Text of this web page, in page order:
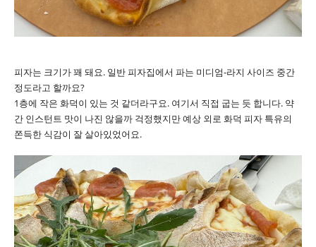
피자는 크기가 꽤 돼요. 일반 피자집에서 파는 미디엄-라지 사이즈 중간
정도라고 할까요?
1층에 작은 화덕이 있는 것 같더라구요. 여기서 직접 굽는 듯 합니다. 약
간 인스턴트 맛이 나진 않을까 걱정했지만 예상 외로 화덕 피자 특유의
쫀득한 식감이 잘 살아있었어요.